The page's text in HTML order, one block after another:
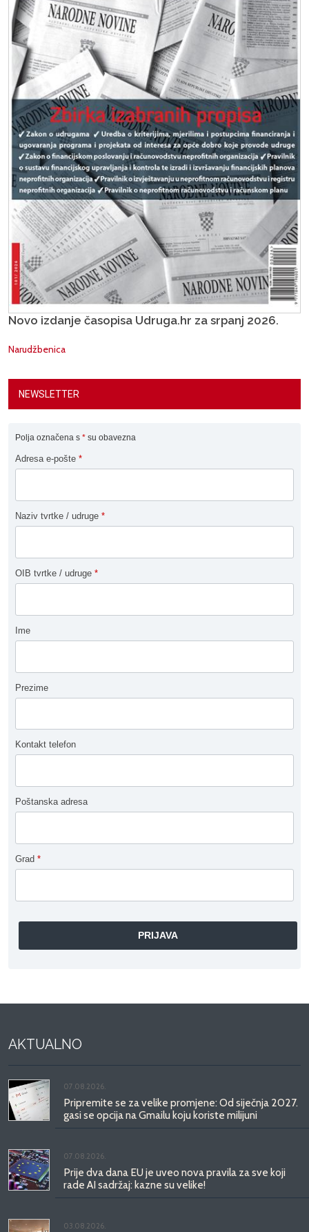
Novo izdanje časopisa Udruga.hr za srpanj 2026.
Narudžbenica
NEWSLETTER
Polja označena s * su obavezna
Adresa e-pošte *
Naziv tvrtke / udruge *
OIB tvrtke / udruge *
Ime
Prezime
Kontakt telefon
Poštanska adresa
Grad *
AKTUALNO
07.08.2026.
Pripremite se za velike promjene: Od siječnja 2027.
gasi se opcija na Gmailu koju koriste milijuni
07.08.2026.
Prije dva dana EU je uveo nova pravila za sve koji
rade AI sadržaj: kazne su velike!
03.08.2026.